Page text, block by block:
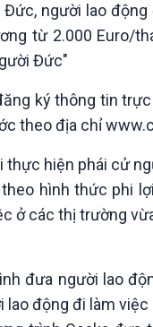
Đức, người lao
từ 2.000 Euro/
Đức"
ký thông tin
theo địa chỉ
hiện phái cử
hình thức phi
ở các thị trường
đưa người lao
động đi làm